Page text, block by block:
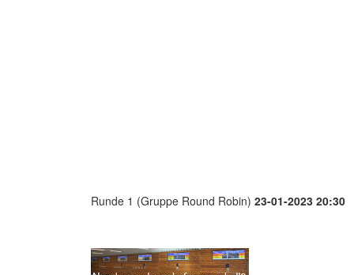
Runde 1 (Gruppe Round Robin) 23-01-2023 20:30